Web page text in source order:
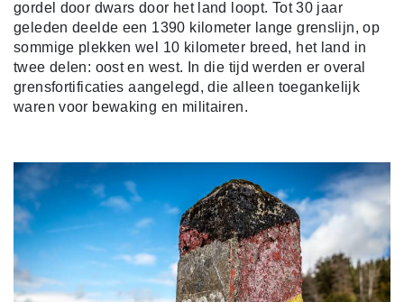
gordel door dwars door het land loopt. Tot 30 jaar
geleden deelde een 1390 kilometer lange grenslijn, op
sommige plekken wel 10 kilometer breed, het land in
twee delen: oost en west. In die tijd werden er overal
grensfortificaties aangelegd, die alleen toegankelijk
waren voor bewaking en militairen.